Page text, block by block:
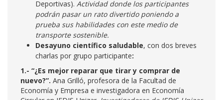
Deportivas). Actividad donde los participantes
podrán pasar un rato divertido poniendo a
prueba sus habilidades con este medio de
transporte sostenible.
Desayuno científico saludable, con dos breves
charlas por grupo participante:
1.- “¿Es mejor reparar que tirar y comprar de
nuevo?”. Ana Grilló, profesora de la Facultad de
Economía y Empresa e investigadora en Economía